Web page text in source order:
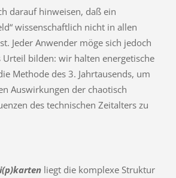
darauf hinweisen, daß ein
wissenschaftlich nicht in allen
Jeder Anwender möge sich jedoch
Urteil bilden: wir halten energetische
Methode des 3. Jahrtausends, um
Auswirkungen der chaotisch
des technischen Zeitalters zu
liegt die komplexe Struktur